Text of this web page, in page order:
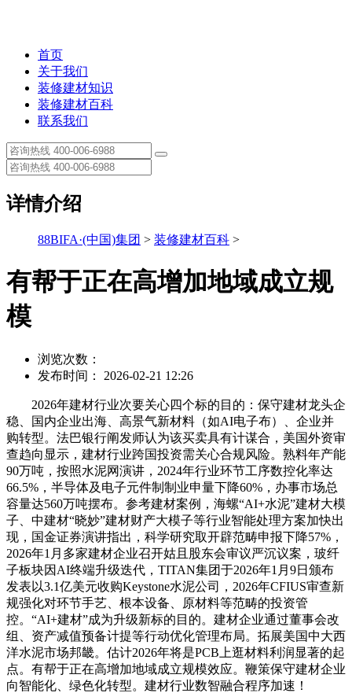
首页
关于我们
装修建材知识
装修建材百科
联系我们
详情介绍
88BIFA·(中国)集团 > 装修建材百科 >
有帮于正在高增加地域成立规
模
浏览次数：
发布时间： 2026-02-21 12:26
2026年建材行业次要关心四个标的目的：保守建材龙头企
稳、国内企业出海、高景气新材料（如AI电子布）、企业并
购转型。法巴银行阐发师认为该买卖具有计谋合，美国外资审
查趋向显示，建材行业跨国投资需关心合规风险。熟料年产能
90万吨，按照水泥网演讲，2024年行业环节工序数控化率达
66.5%，半导体及电子元件制制业申量下降60%，办事市场总
容量达560万吨摆布。参考建材案例，海螺“AI+水泥”建材大模
子、中建材“晓妙”建材财产大模子等行业智能处理方案加快出
现，国金证券演讲指出，科学研究取开辟范畴申报下降57%，
2026年1月多家建材企业召开姑且股东会审议严沉议案，玻纤
子板块因AI终端升级迭代，TITAN集团于2026年1月9日颁布
发表以3.1亿美元收购Keystone水泥公司，2026年CFIUS审查新
规强化对环节手艺、根本设备、原材料等范畴的投资管
控。“AI+建材”成为升级新标的目的。建材企业通过董事会改
组、资产减值预备计提等行动优化管理布局。拓展美国中大西
洋水泥市场邦畿。估计2026年将是PCB上逛材料利润显著的起
点。有帮于正在高增加地域成立规模效应。鞭策保守建材企业
向智能化、绿色化转型。建材行业数智融合程序加速！